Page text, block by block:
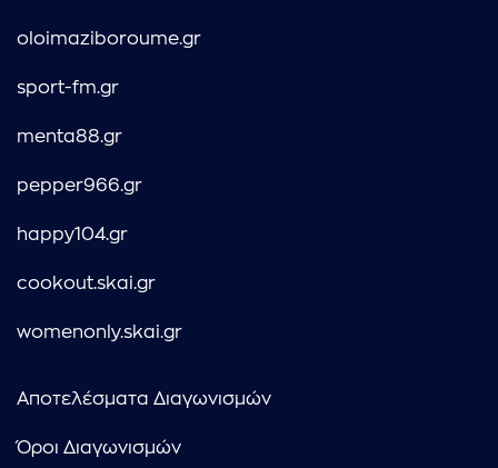
oloimaziboroume.gr
sport-fm.gr
menta88.gr
pepper966.gr
happy104.gr
cookout.skai.gr
womenonly.skai.gr
Αποτελέσματα Διαγωνισμών
Όροι Διαγωνισμών